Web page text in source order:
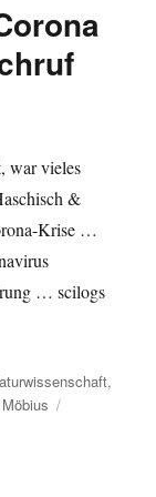
war vieles
&
Krise …
… scilogs
Ende ein Nachruf
,